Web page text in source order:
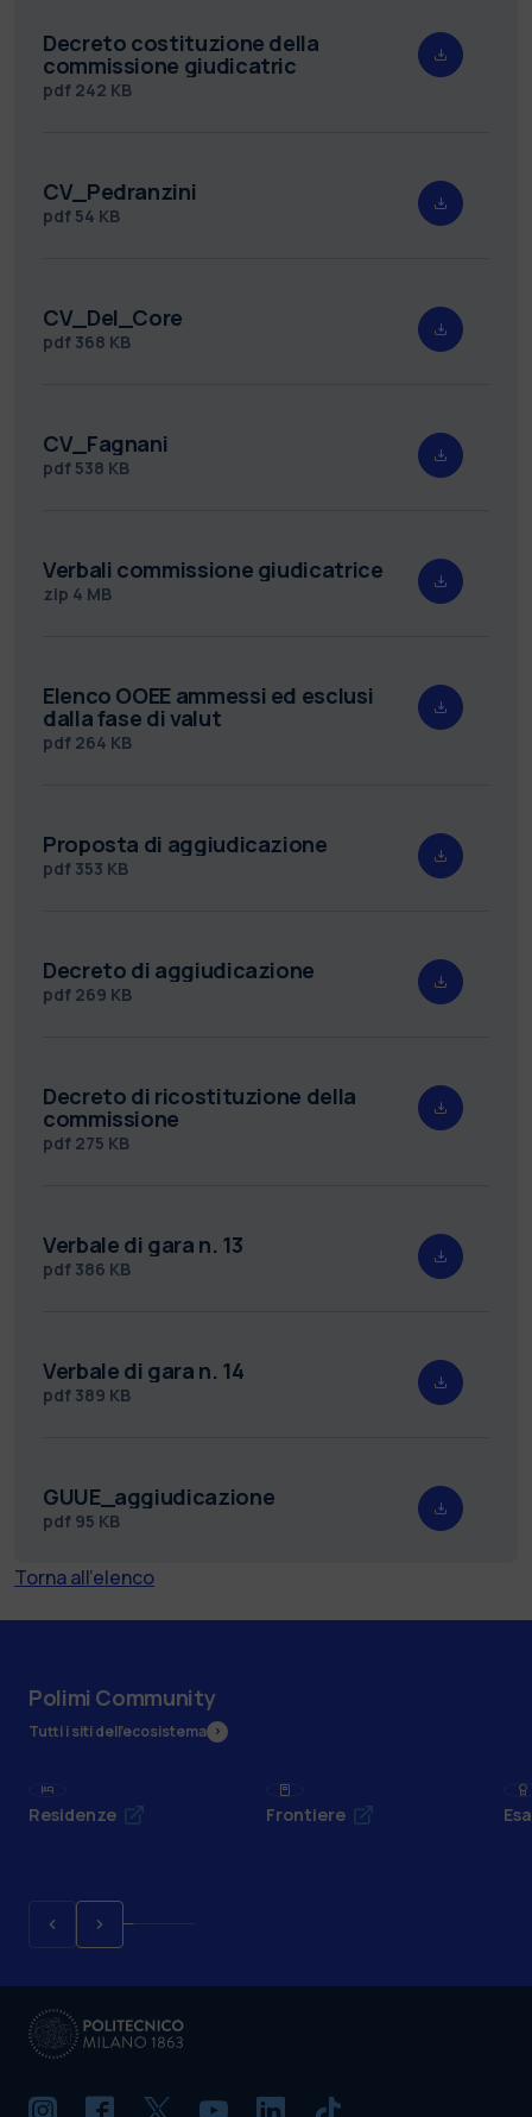
Decreto costituzione della
commissione giudicatric
pdf 242 KB
CV_Pedranzini
pdf 54 KB
CV_Del_Core
pdf 368 KB
CV_Fagnani
pdf 538 KB
Verbali commissione giudicatrice
zip 4 MB
Elenco OOEE ammessi ed esclusi
dalla fase di valut
pdf 264 KB
Proposta di aggiudicazione
pdf 353 KB
Decreto di aggiudicazione
pdf 269 KB
Decreto di ricostituzione della
commissione
pdf 275 KB
Verbale di gara n. 13
pdf 386 KB
Verbale di gara n. 14
pdf 389 KB
GUUE_aggiudicazione
pdf 95 KB
Torna all'elenco
Polimi Community
Tutti i siti dell’ecosistema
Residenze Frontiere